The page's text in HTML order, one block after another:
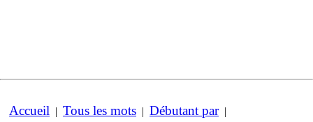
Accueil | Tous les mots | Débutant par|